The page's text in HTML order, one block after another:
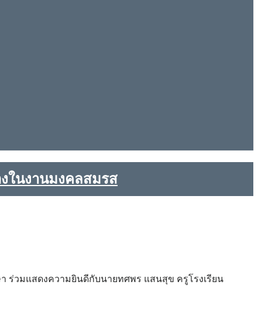
ในงานมงคลสมรส
ร่วมแสดงความยินดีกับนายทศพร แสนสุข ครูโรงเรียน